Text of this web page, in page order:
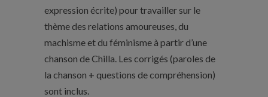
expression écrite) pour travailler sur le
thème des relations amoureuses, du
machisme et du féminisme à partir d’une
chanson de Chilla. Les corrigés (paroles de
la chanson + questions de compréhension)
sont inclus.